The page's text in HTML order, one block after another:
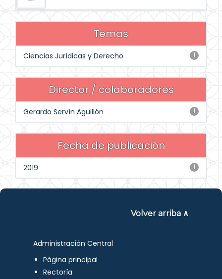
Temas
1
Ciencias Jurídicas y Derecho
Director / colaboradores
1
Gerardo Servín Aguillón
Fecha de publicación
1
2019
Volver arriba ∧
Administración Central
Página principal
Rectoría